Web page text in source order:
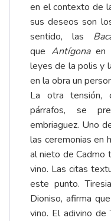
en el contexto de
sus deseos son
sentido, las
que Antígona en
leyes de la polis y
en la obra un
La otra tensión,
párrafos, se
embriaguez. Uno
las ceremonias en
al nieto de Cadmo
vino. Las citas
este punto.
Dioniso, afirma
vino. El adivino